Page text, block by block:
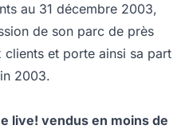
au 31 décembre 2003,
de son parc de près
et porte ainsi sa part
2003.
live! vendus en moins de